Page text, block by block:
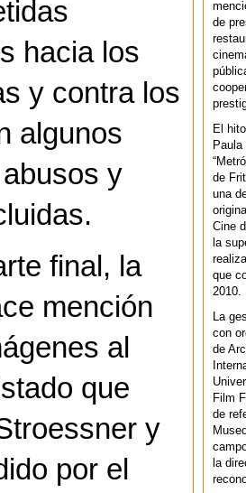
hacia los
y contra los
algunos
y
final, la
mención
al
que
y
por el
de
El
de
una
Cine
la
que
2010.
La
con
de
Film
de
la